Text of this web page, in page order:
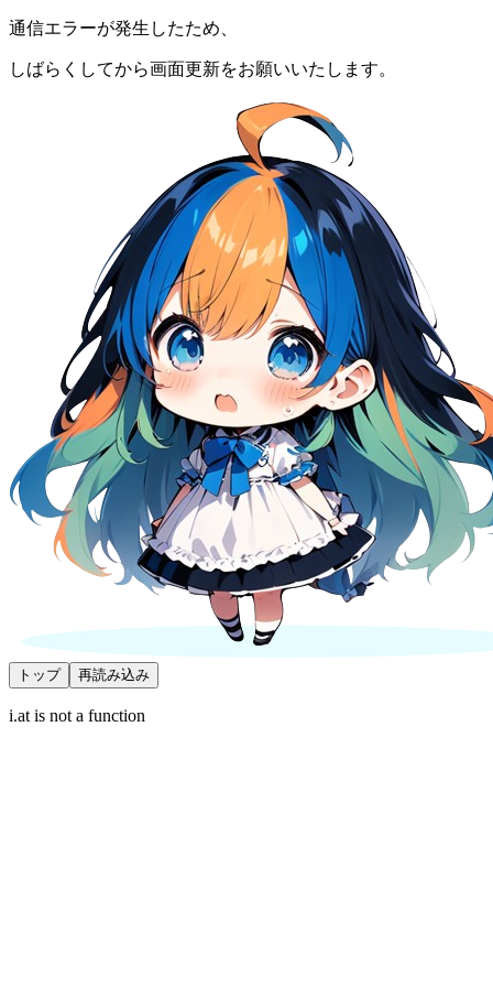
通信エラーが発生したため、
しばらくしてから画面更新をお願いいたします。
トップ 再読み込み
i.at is not a function